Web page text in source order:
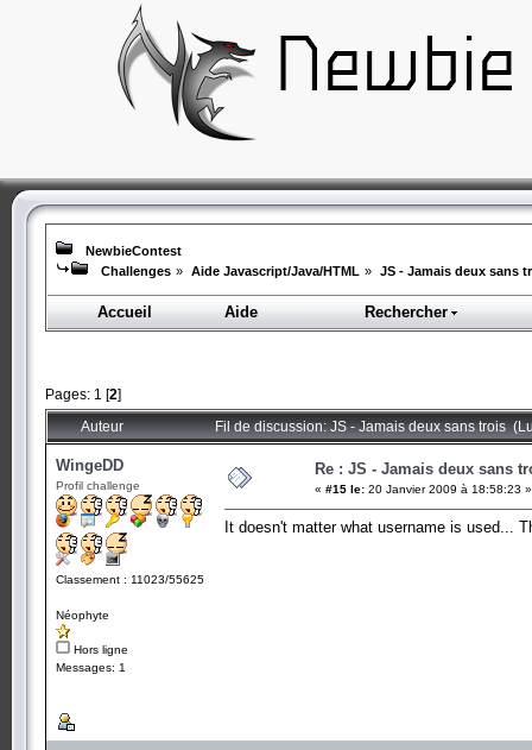
NewbieContest
Challenges » Aide Javascript/Java/HTML » JS - Jamais deux sans
Accueil Aide Rechercher
Pages: 1 [2]
Auteur Fil de discussion: JS - Jamais deux sans trois
WingeDD
Profil challenge
Classement : 11023/55625
Néophyte
Hors ligne
Messages: 1
Re : JS - Jamais deux sans
« #15 le: 20 Janvier 2009 à 18:58:23 »
It doesn't matter what username is used...